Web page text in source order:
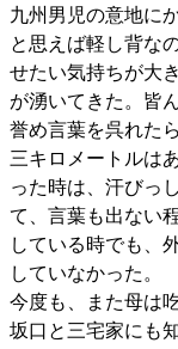
九州男児の意地に
と思えば軽し背な
せたい気持ちが大
が湧いてきた。皆
誉め言葉を呉れた
三キロメートルは
った時は、汗びっ
て、言葉も出ない
している時でも、
していなかった。
今度も、また母は
坂口と三宅家にも